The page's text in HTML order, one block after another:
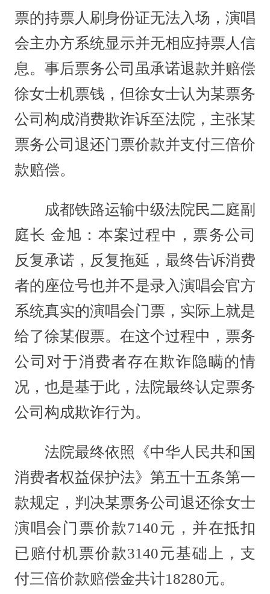
票的持票人刷身份证无法入场，演唱
会主办方系统显示并无相应持票人信
息。事后票务公司虽承诺退款并赔偿
徐女士机票钱，但徐女士认为某票务
公司构成消费欺诈诉至法院，主张某
票务公司退还门票价款并支付三倍价
款赔偿。
成都铁路运输中级法院民二庭副
庭长 金旭：本案过程中，票务公司
反复承诺，反复拖延，最终告诉消费
者的座位号也并不是录入演唱会官方
系统真实的演唱会门票，实际上就是
给了徐某假票。在这个过程中，票务
公司对于消费者存在欺诈隐瞒的情
况，也是基于此，法院最终认定票务
公司构成欺诈行为。
法院最终依照《中华人民共和国
消费者权益保护法》第五十五条第一
款规定，判决某票务公司退还徐女士
演唱会门票价款7140元，并在抵扣
已赔付机票价款3140元基础上，支
付三倍价款赔偿金共计18280元。